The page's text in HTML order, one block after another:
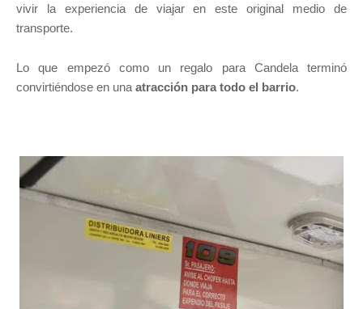
vivir la experiencia de viajar en este original medio de
transporte.
Lo que empezó como un regalo para Candela terminó
convirtiéndose en una atracción para todo el barrio.